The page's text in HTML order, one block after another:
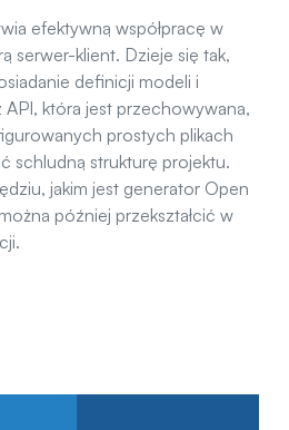
efektywną współpracę w
serwer-klient. Dzieje się tak,
definicji modeli i
która jest przechowywana,
prostych plikach
schludną strukturę projektu.
jakim jest generator Open
później przekształcić w